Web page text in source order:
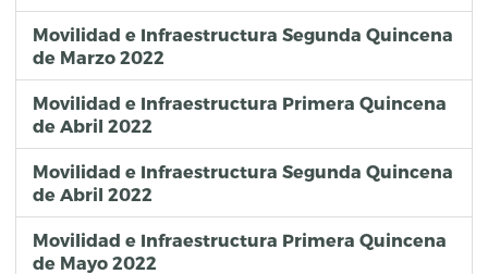
Movilidad e Infraestructura Segunda Quincena
de Marzo 2022
Movilidad e Infraestructura Primera Quincena
de Abril 2022
Movilidad e Infraestructura Segunda Quincena
de Abril 2022
Movilidad e Infraestructura Primera Quincena
de Mayo 2022